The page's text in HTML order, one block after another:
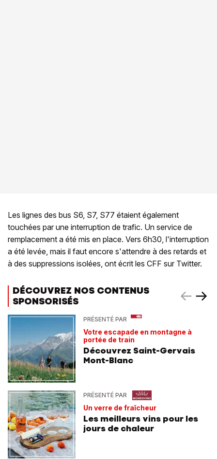
Les lignes des bus S6, S7, S77 étaient également
touchées par une interruption de trafic. Un service de
remplacement a été mis en place. Vers 6h30, l'interruption
a été levée, mais il faut encore s'attendre à des retards et
à des suppressions isolées, ont écrit les CFF sur Twitter.
DÉCOUVREZ NOS CONTENUS
SPONSORISÉS
PRÉSENTÉ PAR
Votre escapade en montagne à
portée de train
Découvrez Saint-Gervais
Mont-Blanc
PRÉSENTÉ PAR
Un verre de fraîcheur
Les meilleurs vins pour les
jours de chaleur